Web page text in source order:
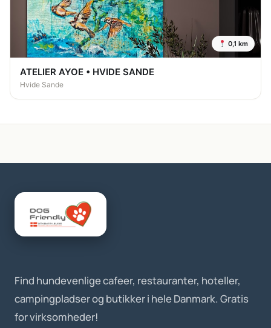
0,1 km
ATELIER AYOE • HVIDE SANDE
Hvide Sande
Find hundevenlige cafeer, restauranter, hoteller,
campingpladser og butikker i hele Danmark. Gratis
for virksomheder!